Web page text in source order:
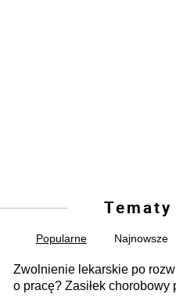
Tematy
Popularne Najnowsze
Zwolnienie lekarskie po
o pracę? Zasiłek chorobowy